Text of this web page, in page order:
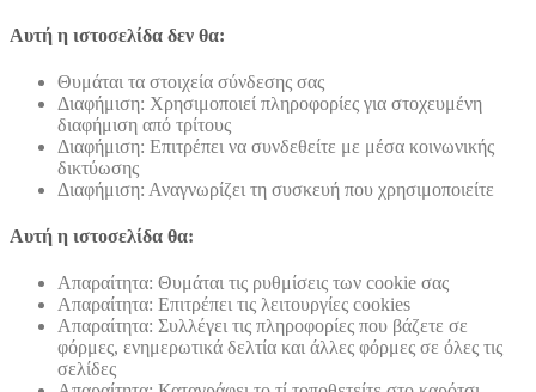
Αυτή η ιστοσελίδα δεν θα:
Θυμάται τα στοιχεία σύνδεσης σας
Διαφήμιση: Χρησιμοποιεί πληροφορίες για στοχευμένη
διαφήμιση από τρίτους
Διαφήμιση: Επιτρέπει να συνδεθείτε με μέσα κοινωνικής
δικτύωσης
Διαφήμιση: Αναγνωρίζει τη συσκευή που χρησιμοποιείτε
Αυτή η ιστοσελίδα θα:
Απαραίτητα: Θυμάται τις ρυθμίσεις των cookie σας
Απαραίτητα: Επιτρέπει τις λειτουργίες cookies
Απαραίτητα: Συλλέγει τις πληροφορίες που βάζετε σε
φόρμες, ενημερωτικά δελτία και άλλες φόρμες σε όλες τις
σελίδες